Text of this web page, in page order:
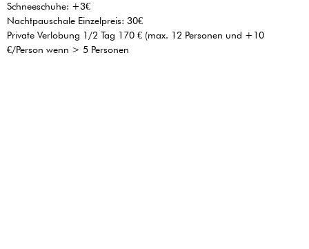
Schneeschuhe: +3€
Nachtpauschale Einzelpreis: 30€
Private Verlobung 1/2 Tag 170 € (max. 12 Personen und +10
€/Person wenn > 5 Personen